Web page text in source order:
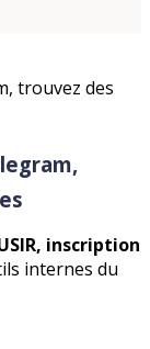
inscription
internes du